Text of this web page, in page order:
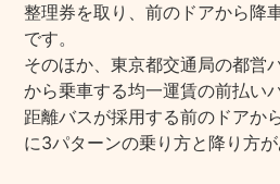
整理券を取り、前のドアから降
です。
そのほか、東京都交通局の都営
から乗車する均一運賃の前払い
距離バスが採用する前のドアか
に3パターンの乗り方と降り方が